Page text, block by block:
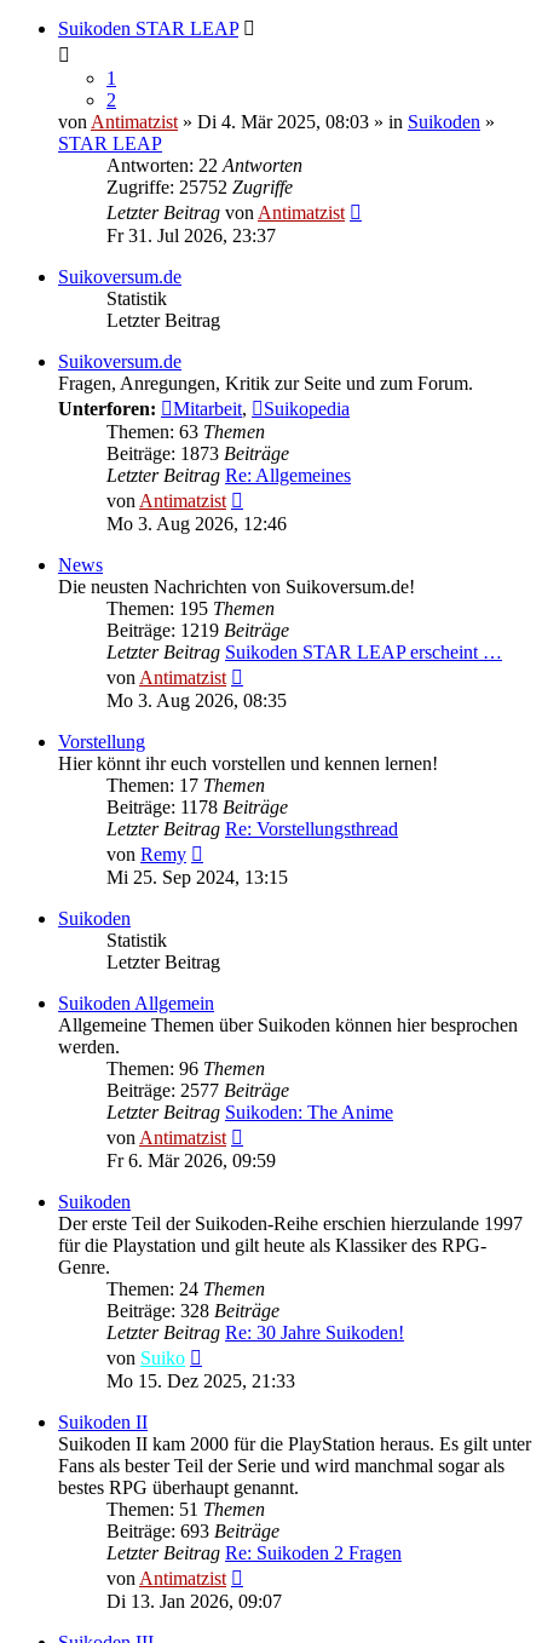
Suikoden STAR LEAP
1
2
vonAntimatzist» Di 4. Mär 2025, 08:03 » in Suikoden »
STAR LEAP
Antworten: 22Antworten
Zugriffe: 25752 Zugriffe
Letzter Beitrag vonAntimatzist
Fr 31. Jul 2026, 23:37
Suikoversum.de
Statistik
Letzter Beitrag
Suikoversum.de
Fragen, Anregungen, Kritik zur Seite und zum Forum.
Unterforen:
Mitarbeit,
Suikopedia
Themen: 63 Themen
Beiträge: 1873 Beiträge
Letzter Beitrag Re: Allgemeines
vonAntimatzist
Beitrag
Mo 3. Aug 2026, 12:46
News
Die neusten Nachrichten von Suikoversum.de!
Themen: 195 Themen
Beiträge: 1219 Beiträge
Letzter Beitrag Suikoden STAR LEAP erscheint …
vonAntimatzist
Beitrag
Mo 3. Aug 2026, 08:35
Vorstellung
Hier könnt ihr euch vorstellen und kennen lernen!
Themen: 17 Themen
Beiträge: 1178 Beiträge
Letzter Beitrag Re: Vorstellungsthread
von Remy
Beitrag
Mi 25. Sep 2024, 13:15
Suikoden
Statistik
Letzter Beitrag
Suikoden Allgemein
Allgemeine Themen über Suikoden können hier besprochen
werden.
Themen: 96 Themen
Beiträge: 2577 Beiträge
Letzter Beitrag Suikoden: The Anime
vonAntimatzist
Beitrag
Fr 6. Mär 2026, 09:59
Suikoden
Der erste Teil der Suikoden-Reihe erschien hierzulande 1997
für die Playstation und gilt heute als Klassiker des RPG-
Genre.
Themen: 24 Themen
Beiträge: 328 Beiträge
Letzter Beitrag Re: 30 Jahre Suikoden!
von Suiko
Beitrag
Mo 15. Dez 2025, 21:33
Suikoden II
Suikoden II kam 2000 für die PlayStation heraus. Es gilt unter
Fans als bester Teil der Serie und wird manchmal sogar als
bestes RPG überhaupt genannt.
Themen: 51 Themen
Beiträge: 693 Beiträge
Letzter Beitrag Re: Suikoden 2 Fragen
vonAntimatzist
Beitrag
Di 13. Jan 2026, 09:07